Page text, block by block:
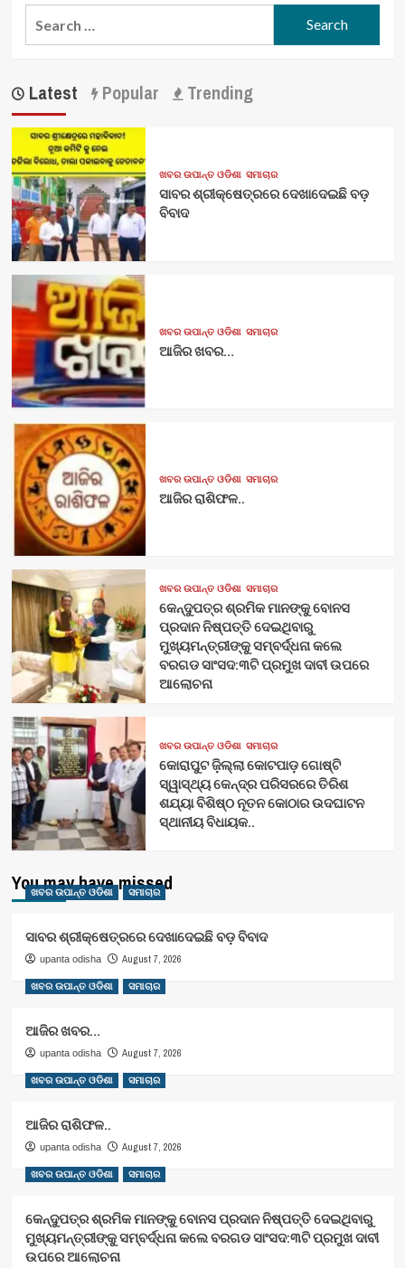
Latest Popular Trending
ଖବର ଉପାନ୍ତ ଓଡିଶା ସମାଚାର
ସାବର ଶ୍ରୀକ୍ଷେତ୍ରରେ ଦେଖାଦେଇଛି ବଡ଼
ବିବାଦ
ଖବର ଉପାନ୍ତ ଓଡିଶା ସମାଚାର
ଆଜିର ଖବର…
ଖବର ଉପାନ୍ତ ଓଡିଶା ସମାଚାର
ଆଜିର ରାଶିଫଳ..
ଖବର ଉପାନ୍ତ ଓଡିଶା ସମାଚାର
କେନ୍ଦୁପତ୍ର ଶ୍ରମିକ ମାନଙ୍କୁ ବୋନସ
ପ୍ରଦାନ ନିଷ୍ପତ୍ତି ଦେଇଥିବାରୁ
ମୁଖ୍ୟମନ୍ତ୍ରୀଙ୍କୁ ସମ୍ବର୍ଦ୍ଧନା କଲେ
ବରଗଡ ସାଂସଦ:୩ଟି ପ୍ରମୁଖ ଦାବୀ ଉପରେ
ଆଲୋଚନା
ଖବର ଉପାନ୍ତ ଓଡିଶା ସମାଚାର
କୋରାପୁଟ ଜ଼ିଲ୍ଲା କୋଟପାଡ଼ ଗୋଷ୍ଟି
ସ୍ୱାସ୍ଥ୍ୟ କେନ୍ଦ୍ର ପରିସରରେ ତିରିଶ
ଶଯ୍ୟା ବିଶିଷ୍ଠ ନୂତନ କୋଠାର ଉଦଘାଟନ
ସ୍ଥାନୀୟ ବିଧାୟକ..
You may have missed
ଖବର ଉପାନ୍ତ ଓଡିଶା ସମାଚାର
ସାବର ଶ୍ରୀକ୍ଷେତ୍ରରେ ଦେଖାଦେଇଛି ବଡ଼ ବିବାଦ
upanta odisha August 7, 2026
ଖବର ଉପାନ୍ତ ଓଡିଶା ସମାଚାର
ଆଜିର ଖବର…
upanta odisha August 7, 2026
ଖବର ଉପାନ୍ତ ଓଡିଶା ସମାଚାର
ଆଜିର ରାଶିଫଳ..
upanta odisha August 7, 2026
ଖବର ଉପାନ୍ତ ଓଡିଶା ସମାଚାର
କେନ୍ଦୁପତ୍ର ଶ୍ରମିକ ମାନଙ୍କୁ ବୋନସ ପ୍ରଦାନ ନିଷ୍ପତ୍ତି ଦେଇଥିବାରୁ
ମୁଖ୍ୟମନ୍ତ୍ରୀଙ୍କୁ ସମ୍ବର୍ଦ୍ଧନା କଲେ ବରଗଡ ସାଂସଦ:୩ଟି ପ୍ରମୁଖ ଦାବୀ
ଉପରେ ଆଲୋଚନା